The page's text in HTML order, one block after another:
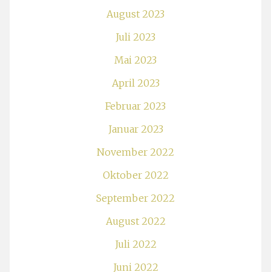
August 2023
Juli 2023
Mai 2023
April 2023
Februar 2023
Januar 2023
November 2022
Oktober 2022
September 2022
August 2022
Juli 2022
Juni 2022